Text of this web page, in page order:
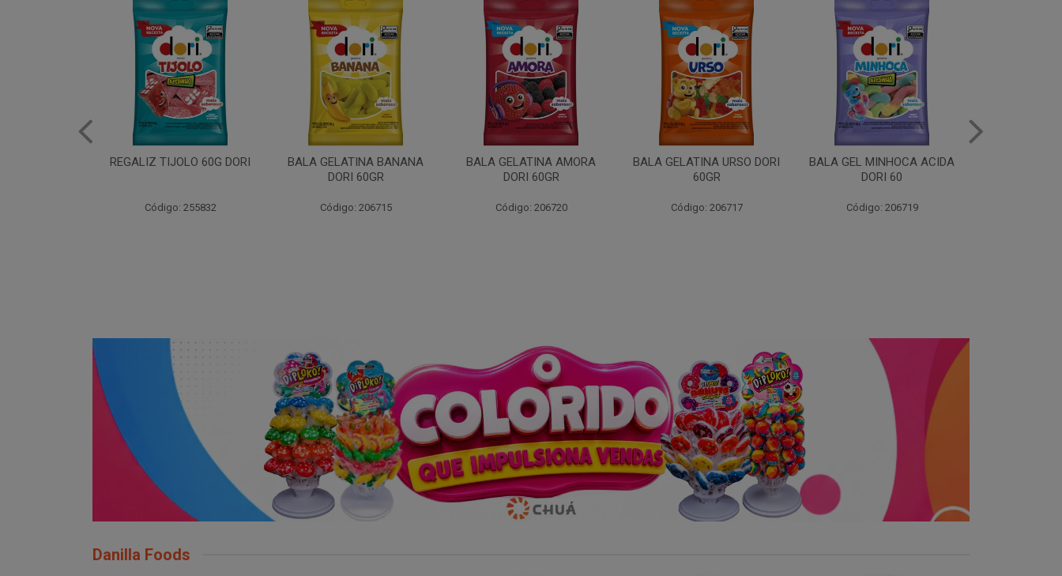
BALA GELATINA BANANA
Código: 206715
BALA GELATINA AMORA
DORI 60GR
Código: 206720
BALA GELATINA URSO DORI
60GR
Código: 206717
BALA GEL MINHOCA ACIDA
DORI 60
Código: 206719
TUBO MORANGO 70GR
Código: 203262
Danilla Foods